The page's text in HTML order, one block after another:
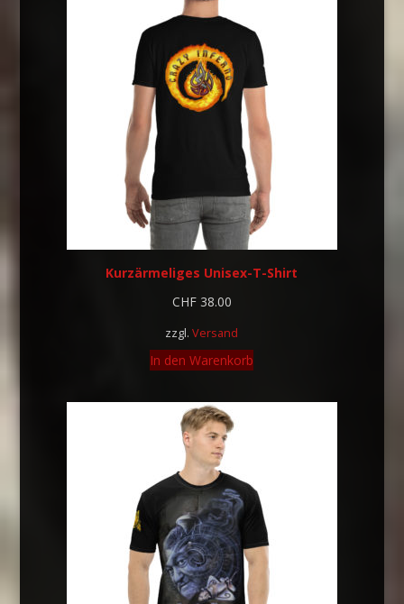
Kurzärmeliges Unisex-T-Shirt
CHF38.00
zzgl.Versand
In den Warenkorb